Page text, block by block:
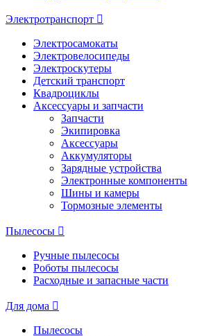
Электротранспорт
Электросамокаты
Электровелосипеды
Электроскутеры
Детский транспорт
Квадроциклы
Аксессуары и запчасти
Запчасти
Экипировка
Аксессуары
Аккумуляторы
Зарядные устройства
Электронные компоненты
Шины и камеры
Тормозные элементы
Пылесосы
Ручные пылесосы
Роботы пылесосы
Расходные и запасные части
Для дома
Пылесосы